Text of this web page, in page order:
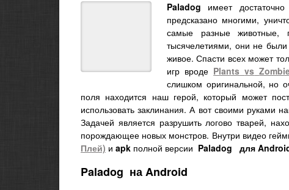
Paladog имеет
предсказано многими,
самые разные животные,
тысячелетиями, они не
живое. Спасти всех может
игр вроде Plants vs
слишком оригинальной, но
поля находится наш герой, который может
использовать заклинания. А вот своими руками
Задачей является разрушить логово тварей,
порождающее новых монстров. Внутри видео
Плей) и apk полной версии Paladog для
Paladog на Android